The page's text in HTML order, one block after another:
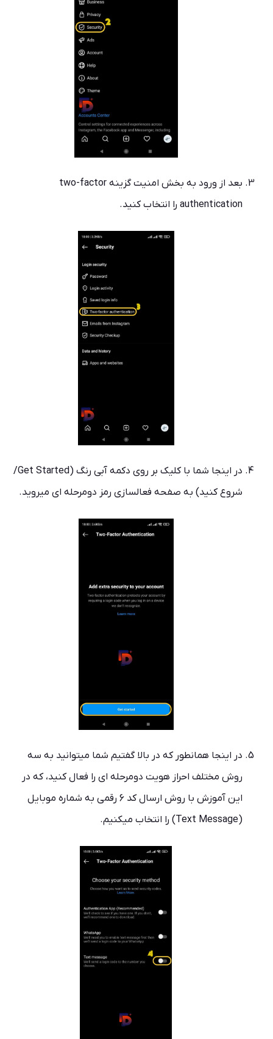
بعد از ورود به بخش امنیت گزینه two-factor
authentication را انتخاب کنید.
در اینجا شما با کلیک بر روی دکمه آبی رنگ (Get Started/
شروع کنید) به صفحه فعالسازی رمز دومرحله ای میروید.
در اینجا همانطور که در بالا گفتیم شما میتوانید به سه
روش مختلف احراز هویت دومرحله ای را فعال کنید، که در
این آموزش با روش ارسال کد 6 رقمی به شماره موبایل
(Text Message) را انتخاب میکنیم.